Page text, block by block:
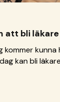
att bli läkare
kommer
kan bli